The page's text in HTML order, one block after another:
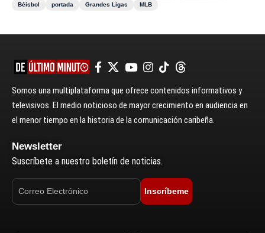
Béisbol
portada Grandes Ligas MLB
Somos una multiplataforma que ofrece contenidos informativos y
televisivos. El medio noticioso de mayor crecimiento en audiencia en
el menor tiempo en la historia de la comunicación caribeña.
Newsletter
Suscríbete a nuestro boletín de noticias.
Inscríbeme